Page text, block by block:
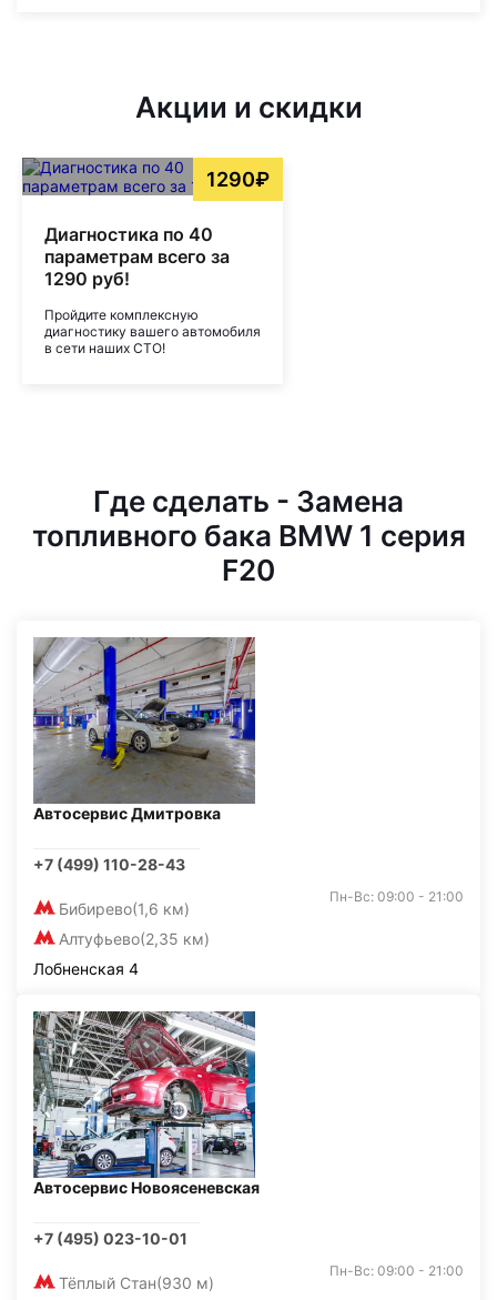
Акции и скидки
1290₽
Диагностика по 40
параметрам всего за
1290 руб!
Пройдите комплексную
диагностику вашего автомобиля
в сети наших СТО!
Где сделать - Замена
топливного бака BMW 1 серия
F20
Автосервис Дмитровка
+7 (499) 110-28-43
Бибирево(1,6 км)
Алтуфьево(2,35 км)
Пн-Вс: 09:00 - 21:00
Лобненская 4
Автосервис Новоясеневская
+7 (495) 023-10-01
Тёплый Стан(930 м)
Пн-Вс: 09:00 - 21:00